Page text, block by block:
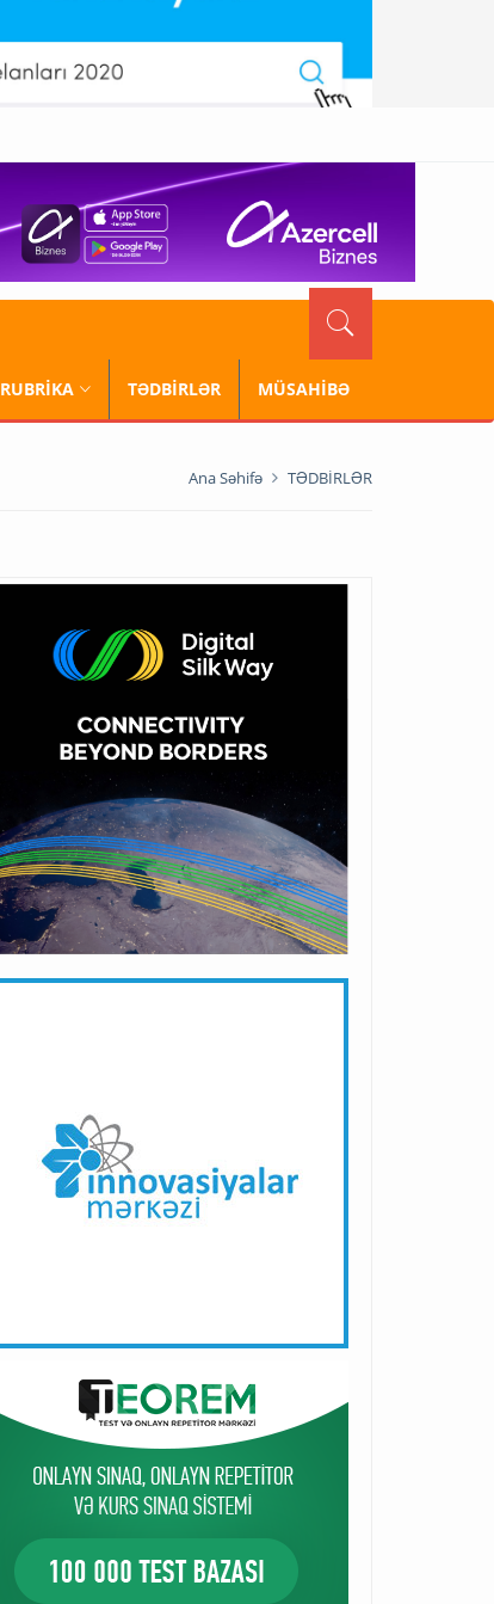
RUBRİKA TƏDBİRLƏR MÜSAHİBƏ
Ana Səhifə TƏDBİRLƏR